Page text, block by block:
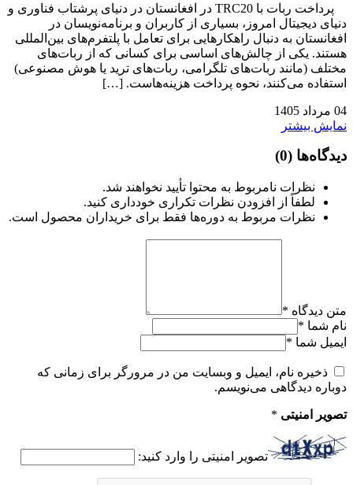
پرداخت ربات با TRC20 در افغانستان در دنیای پرشتاب فناوری و
دنیای دیجیتال امروز، بسیاری از کاربران و برنامه‌نویسان در
افغانستان به دنبال راهکارهایی برای تعامل با پلتفرم‌های بین‌المللی
هستند. یکی از چالش‌های اساسی برای کسانی که از ربات‌های
مختلف (مانند ربات‌های تلگرامی، ربات‌های ترید یا هوش مصنوعی)
استفاده می‌کنند، نحوه پرداخت هزینه‌هاست. […]
04 مرداد 1405
نمایش بیشتر
دیدگاه‌ها (0)
نظرات نامربوط به محتوا تأیید نخواهند شد.
لطفاً از افزودن نظرات تکراری خودداری کنید.
نظرات مربوط به دوره‌ها فقط برای خریداران محصول است.
متن دیدگاه *
نام شما *
ایمیل شما *
ذخیره نام، ایمیل و وبسایت من در مرورگر برای زمانی که
دوباره دیدگاهی می‌نویسم.
تصویر امنیتی *
تصویر امنیتی را وارد کنید: